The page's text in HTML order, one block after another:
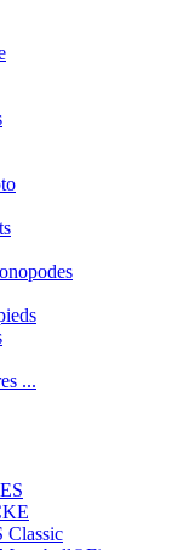
...
Classic